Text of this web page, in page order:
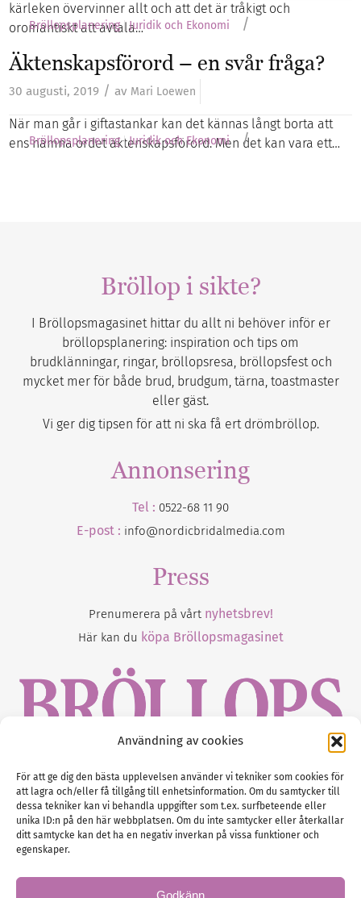
Användning av cookies
För att ge dig den bästa upplevelsen använder vi tekniker som cookies för
att lagra och/eller få tillgång till enhetsinformation. Om du samtycker till
dessa tekniker kan vi behandla uppgifter som t.ex. surfbeteende eller
unika ID:n på den här webbplatsen. Om du inte samtycker eller återkallar
ditt samtycke kan det ha en negativ inverkan på vissa funktioner och
egenskaper.
Godkänn
kärleken övervinner allt och att det är tråkigt och
oromantiskt att avtala…
Bröllopsplanering Juridik och Ekonomi /
Äktenskapsförord – en svår fråga?
30 augusti, 2019 / av Mari Loewen
När man går i giftastankar kan det kännas långt borta att
ens nämna ordet äktenskapsförord. Men det kan vara ett…
Bröllopsplanering Juridik och Ekonomi /
Bröllop i sikte?
I Bröllopsmagasinet hittar du allt ni behöver inför er
bröllopsplanering: inspiration och tips om
brudklänningar, ringar, bröllopsresa, bröllopsfest och
mycket mer för både brud, brudgum, tärna, toastmaster
eller gäst.
Vi ger dig tipsen för att ni ska få ert drömbröllop.
Annonsering
Tel : 0522-68 11 90
E-post : info@nordicbridalmedia.com
Press
Prenumerera på vårt nyhetsbrev!
Här kan du köpa Bröllopsmagasinet
Gustaf Mattssons väg 2, 451 50 Uddevalla
Tel :0522-68 11 90
E-post:info@nordicbridalmedia.com